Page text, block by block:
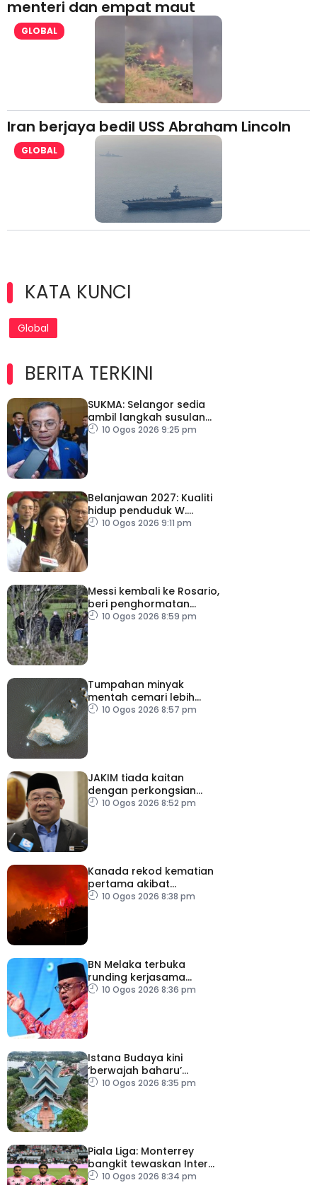
menteri dan empat maut
GLOBAL
Iran berjaya bedil USS Abraham Lincoln
GLOBAL
KATA KUNCI
Global
BERITA TERKINI
SUKMA: Selangor sedia
ambil langkah susulan
jika IPU tidak sihat
10 Ogos 2026 9:25 pm
Belanjawan 2027: Kualiti
hidup penduduk W.
Persekutuan wajar
10 Ogos 2026 9:11 pm
Messi kembali ke Rosario,
beri penghormatan
terakhir buat bapa
10 Ogos 2026 8:59 pm
Tumpahan minyak
mentah cemari lebih
300km persegi perairan
10 Ogos 2026 8:57 pm
JAKIM tiada kaitan
dengan perkongsian
berkaitan halal HICD
10 Ogos 2026 8:52 pm
Kanada rekod kematian
pertama akibat
kebakaran hutan
10 Ogos 2026 8:38 pm
BN Melaka terbuka
runding kerjasama
hadapi PRN
10 Ogos 2026 8:36 pm
Istana Budaya kini
‘berwajah baharu’
selepas dinaik taraf
10 Ogos 2026 8:35 pm
Piala Liga: Monterrey
bangkit tewaskan Inter
Miami10 Ogos 2026 8:34 pm